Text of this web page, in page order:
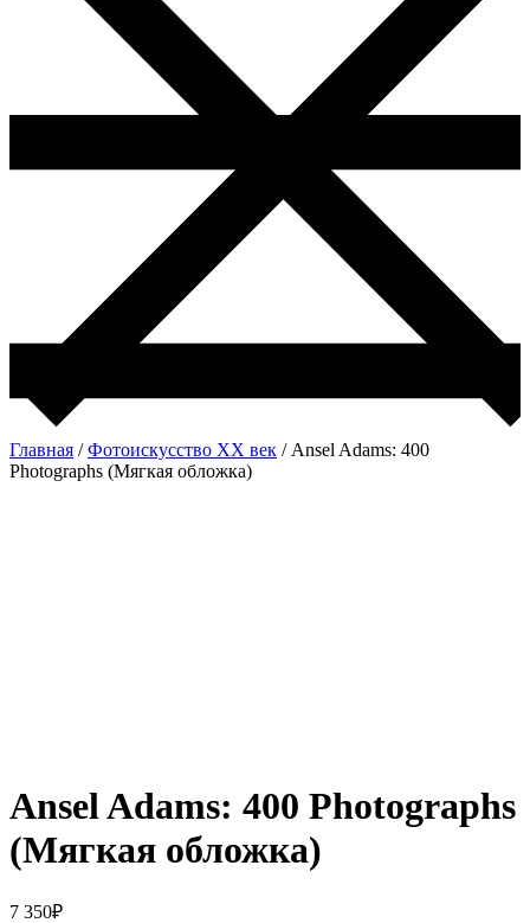
Главная /Фотоискусство ХХ век / Ansel Adams: 400
Photographs (Мягкая обложка)
Ansel Adams: 400 Photographs
(Мягкая обложка)
7 350₽